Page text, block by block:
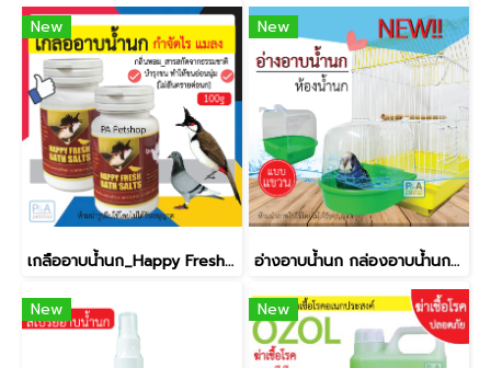
New
เกลืออาบน้ำนก_Happy Fresh Bath salt 100g
New
อ่างอาบน้ำนก กล่องอาบน้ำนก _คละสี
New New